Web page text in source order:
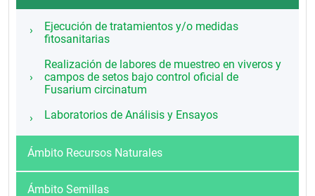
Ejecución de tratamientos y/o medidas
fitosanitarias
Realización de labores de muestreo en viveros y
campos de setos bajo control oficial de
Fusarium circinatum
Laboratorios de Análisis y Ensayos
Ámbito Recursos Naturales
Ámbito Semillas